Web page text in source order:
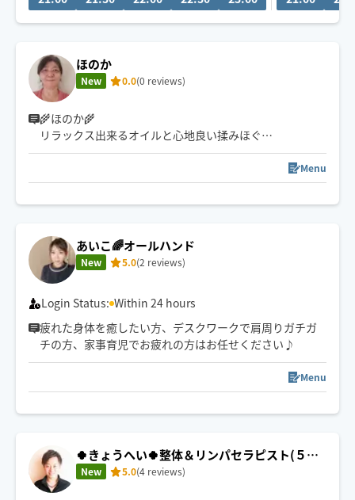
ほのか
New 0.0(0 reviews)
🌾ほのか🌾
リラックス出来るオイルと心地良い揉みほぐし✨️
お客様の笑顔が嬉しいです🍀
Menu
あいこ🌈オールハンド
New 5.0(2 reviews)
Login Status: Within 24 hours
疲れた身体を癒したい方、デスクワークで肩周りガチガ
チの方、家事育児でお疲れの方はお任せください♪
Menu
🍀きょうへい🍀整体＆リンパセラピスト(５月
より再開)
New 5.0(4 reviews)